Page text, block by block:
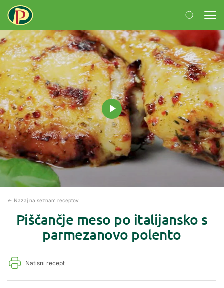
← Nazaj na seznam receptov
Piščančje meso po italijansko s
parmezanovo polento
Natisni recept